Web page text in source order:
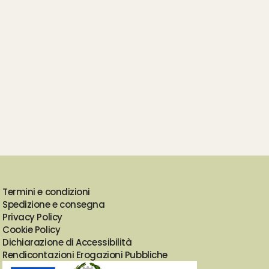
Termini e condizioni
Spedizione e consegna
Privacy Policy
Cookie Policy
Dichiarazione di Accessibilità
Rendicontazioni Erogazioni Pubbliche